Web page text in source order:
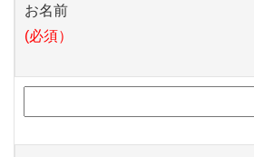
お名前
(必須）